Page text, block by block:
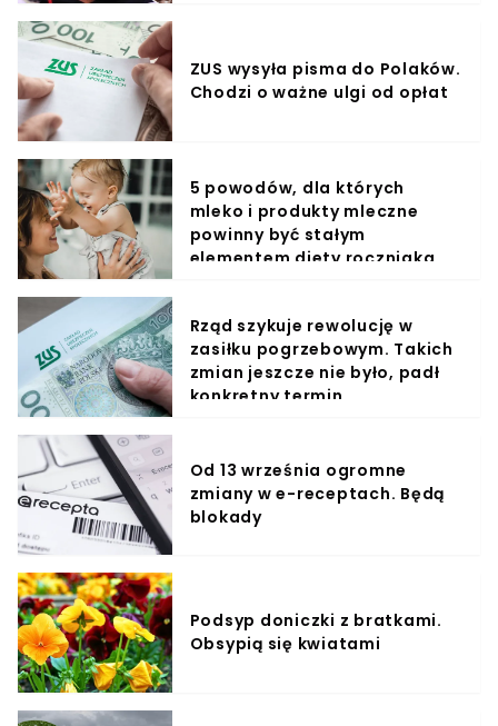
ZUS wysyła pisma do Polaków.
Chodzi o ważne ulgi od opłat
5 powodów, dla których
mleko i produkty mleczne
powinny być stałym
elementem diety roczniaka
Rząd szykuje rewolucję w
zasiłku pogrzebowym. Takich
zmian jeszcze nie było, padł
konkretny termin
Od 13 września ogromne
zmiany w e-receptach. Będą
blokady
Podsyp doniczki z bratkami.
Obsypią się kwiatami